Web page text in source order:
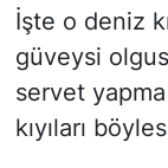
İşte o deniz
güveysi
servet
kıyıları